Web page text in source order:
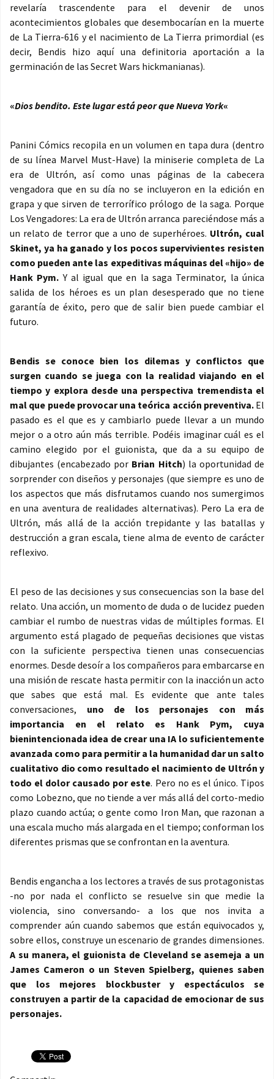
revelaría trascendente para el devenir de unos
acontecimientos globales que desembocarían en la muerte
de La Tierra-616 y el nacimiento de La Tierra primordial (es
decir, Bendis hizo aquí una definitoria aportación a la
germinación de las Secret Wars hickmanianas).
«Dios bendito. Este lugar está peor que Nueva York«
Panini Cómics recopila en un volumen en tapa dura (dentro
de su línea Marvel Must-Have) la miniserie completa de La
era de Ultrón, así como unas páginas de la cabecera
vengadora que en su día no se incluyeron en la edición en
grapa y que sirven de terrorífico prólogo de la saga. Porque
Los Vengadores: La era de Ultrón arranca pareciéndose más a
un relato de terror que a uno de superhéroes. Ultrón, cual
Skinet, ya ha ganado y los pocos supervivientes resisten
como pueden ante las expeditivas máquinas del «hijo» de
Hank Pym. Y al igual que en la saga Terminator, la única
salida de los héroes es un plan desesperado que no tiene
garantía de éxito, pero que de salir bien puede cambiar el
futuro.
Bendis se conoce bien los dilemas y conflictos que
surgen cuando se juega con la realidad viajando en el
tiempo y explora desde una perspectiva tremendista el
mal que puede provocar una teórica acción preventiva.El
pasado es el que es y cambiarlo puede llevar a un mundo
mejor o a otro aún más terrible. Podéis imaginar cuál es el
camino elegido por el guionista, que da a su equipo de
dibujantes (encabezado por Brian Hitch) la oportunidad de
sorprender con diseños y personajes (que siempre es uno de
los aspectos que más disfrutamos cuando nos sumergimos
en una aventura de realidades alternativas). Pero La era de
Ultrón, más allá de la acción trepidante y las batallas y
destrucción a gran escala, tiene alma de evento de carácter
reflexivo.
El peso de las decisiones y sus consecuencias son la base del
relato. Una acción, un momento de duda o de lucidez pueden
cambiar el rumbo de nuestras vidas de múltiples formas. El
argumento está plagado de pequeñas decisiones que vistas
con la suficiente perspectiva tienen unas consecuencias
enormes. Desde desoír a los compañeros para embarcarse en
una misión de rescate hasta permitir con la inacción un acto
que sabes que está mal. Es evidente que ante tales
conversaciones, uno de los personajes con más
importancia en el relato es Hank Pym, cuya
bienintencionada idea de crear una IA lo suficientemente
avanzada como para permitir a la humanidad dar un salto
cualitativo dio como resultado el nacimiento de Ultrón y
todo el dolor causado por este. Pero no es el único. Tipos
como Lobezno, que no tiende a ver más allá del corto-medio
plazo cuando actúa; o gente como Iron Man, que razonan a
una escala mucho más alargada en el tiempo; conforman los
diferentes prismas que se confrontan en la aventura.
Bendis engancha a los lectores a través de sus protagonistas
-no por nada el conflicto se resuelve sin que medie la
violencia, sino conversando- a los que nos invita a
comprender aún cuando sabemos que están equivocados y,
sobre ellos, construye un escenario de grandes dimensiones.
A su manera, el guionista de Cleveland se asemeja a un
James Cameron o un Steven Spielberg, quienes saben
que los mejores blockbuster y espectáculos se
construyen a partir de la capacidad de emocionar de sus
personajes.